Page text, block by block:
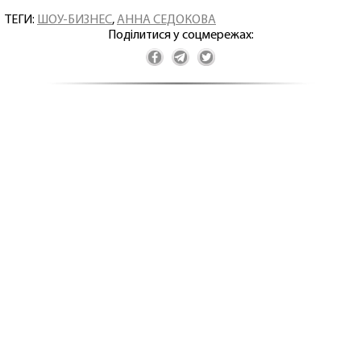
ТЕГИ: ШОУ-БИЗНЕС,АННА СЕДОКОВА
Поділитися у соцмережах: